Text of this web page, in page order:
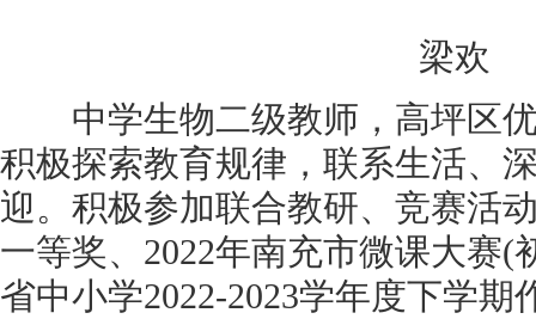
梁欢
中学生物二级教师，高坪区优
积极探索教育规律，联系生活、
迎。积极参加联合教研、竞赛活
一等奖、2022年南充市微课大赛(
省中小学2022-2023学年度下学